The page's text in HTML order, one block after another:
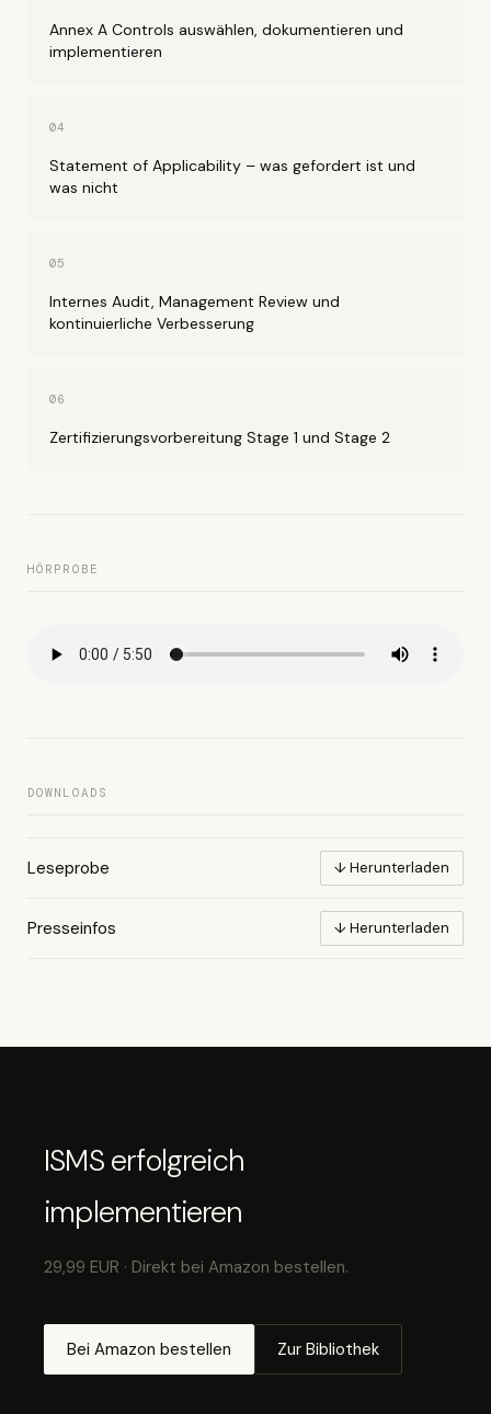
Annex A Controls auswählen, dokumentieren und
implementieren
04
Statement of Applicability – was gefordert ist und
was nicht
05
Internes Audit, Management Review und
kontinuierliche Verbesserung
06
Zertifizierungsvorbereitung Stage 1 und Stage 2
HÖRPROBE
DOWNLOADS
Leseprobe ↓ Herunterladen
Presseinfos ↓ Herunterladen
ISMS erfolgreich
implementieren
29,99 EUR · Direkt bei Amazon bestellen.
Bei Amazon bestellen Zur Bibliothek